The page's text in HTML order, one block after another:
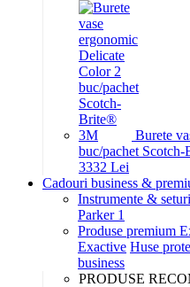
Burete
buc/pachet
3332 Lei
Cadouri business &
Instrumente &
Parker 1
Produse premium
Exactive Huse
business
PRODUSE